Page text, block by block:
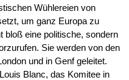
Wühlereien von
um ganz Europa zu
bloß eine politische, sondern
Sie werden von den
und in Genf geleitet.
Blanc, das Komitee in